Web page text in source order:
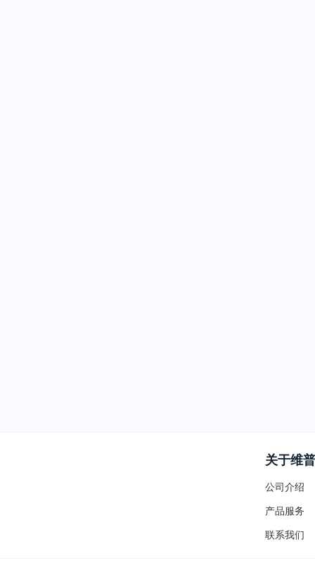
关于维普
公司介绍
产品服务
联系我们